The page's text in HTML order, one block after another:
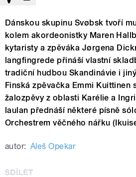
Dánskou skupinu Svøbsk tvoří
kolem akordeonistky Maren
kytaristy a zpěváka Jørgena
langfingrede přináší vlastní
tradiční hudbou Skandinávie i
Finská zpěvačka Emmi Kuittinen
žalozpěvy z oblasti Karélie a
laulan přednáší některé písně
Orchestrem věčného nářku
autor: Aleš Opekar